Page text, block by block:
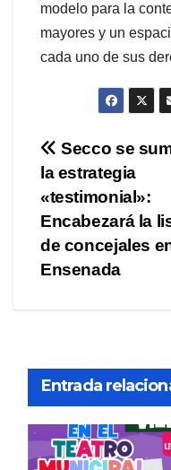
modelo para la
mayores y un
cada uno de sus
de
entradas
Secco se
la estrategia
«testimonial»:
Encabezará la
de concejales
Ensenada
Entrada